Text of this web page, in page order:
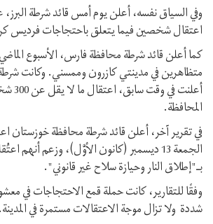
وفي السياق نفسه، أعلن يوم أمس قائد شرطة
اعتقال شخصين فيما يتعلق باحتجاجات فرديس
متظاهرين في مدينتي كازرون وممسني. وكانت
المحافظة.
الجمعة 13 ديسمبر (کانون الأوَّل)، وزعم أنهم
بـ"إطلاق النار وحيازة سلاح غير قانوني".
وفقًا للتقارير، كانت حملة قمع الاحتجاجات في
شددة ولا تزال موجة الاعتقالات مستمرة في المدينة.